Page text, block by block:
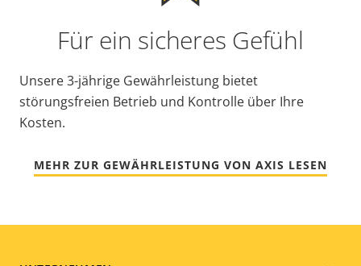
Für ein sicheres Gefühl
Unsere 3-jährige Gewährleistung bietet
störungsfreien Betrieb und Kontrolle über Ihre
Kosten.
MEHR ZUR GEWÄHRLEISTUNG VON AXIS LESEN